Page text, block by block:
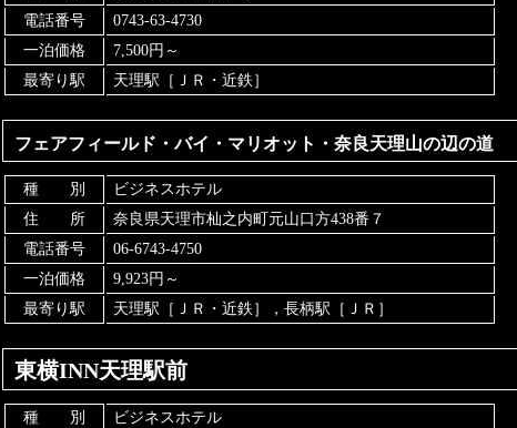
電話番号
0743-63-4730
一泊価格
7,500円～
最寄り駅
天理駅［ＪＲ・近鉄］
フェアフィールド・バイ・マリオット・奈良天理山の辺の道
種 別
ビジネスホテル
住 所
奈良県天理市杣之内町元山口方438番７
電話番号
06-6743-4750
一泊価格
9,923円～
最寄り駅
天理駅［ＪＲ・近鉄］，長柄駅［ＪＲ］
東横INN天理駅前
種 別
ビジネスホテル